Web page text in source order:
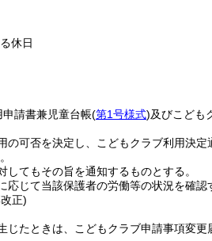
休日
請書兼児童台帳(第1号様式)及びこども
の可否を決定し、こどもクラブ利用決定
てもその旨を通知するものとする。
じて当該保護者の労働等の状況を確認
正)
じたときは、こどもクラブ申請事項変更